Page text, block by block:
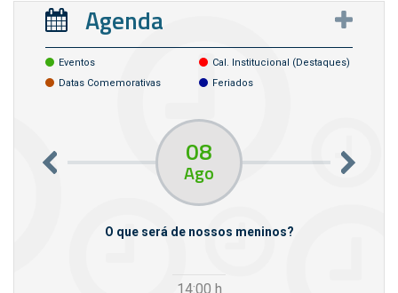
Agenda
Eventos
Cal. Institucional (destaques)
Datas Comemorativas
Feriados
08
Ago
O que será de nossos meninos?
14:00 h